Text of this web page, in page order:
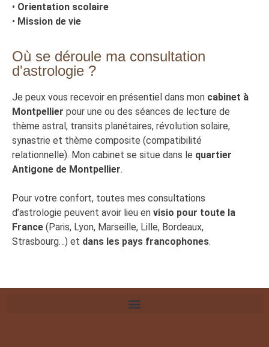
• Orientation scolaire
• Mission de vie
Où se déroule ma consultation
d'astrologie ?
Je peux vous recevoir en présentiel dans mon cabinet à
Montpellier pour une ou des séances de lecture de
thème astral, transits planétaires, révolution solaire,
synastrie et thème composite (compatibilité
relationnelle). Mon cabinet se situe dans le quartier
Antigone de Montpellier.
Pour votre confort, toutes mes consultations
d’astrologie peuvent avoir lieu en visio pour toute la
France (Paris, Lyon, Marseille, Lille, Bordeaux,
Strasbourg…) et dans les pays francophones.